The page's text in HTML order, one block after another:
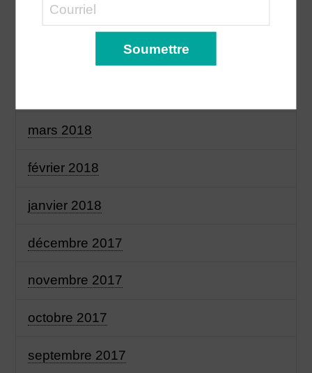
juin 2018
mars 2018
février 2018
janvier 2018
décembre 2017
novembre 2017
octobre 2017
septembre 2017